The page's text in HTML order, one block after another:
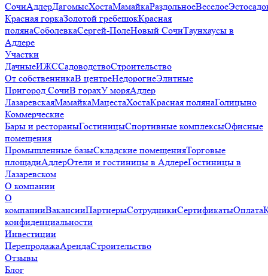
СочиАдлерДагомысХостаМамайкаРаздольноеВеселое
Красная горкаЗолотой гребешокКрасная
полянаСоболевкаСергей-ПолеНовый СочиТаунхаусы в
Адлере
Участки
ДачныеИЖССадоводствоСтроительство
От собственникаВ центреНедорогиеЭлитные
Пригород СочиВ горахУ моряАдлер
ЛазаревскаяМамайкаМацестаХостаКрасная полянаГолицыно
Коммерческие
Бары и рестораныГостиницыСпортивные комплексыОфисные
помещения
Промышленные базыСкладские помещенияТорговые
площадиАдлерОтели и гостиницы в АдлереГостиницы в
Лазаревском
О компании
О
компанииВакансииПартнерыСотрудникиСертификатыОплата
конфиденциальности
Инвестиции
ПерепродажаАрендаСтроительство
Отзывы
Блог